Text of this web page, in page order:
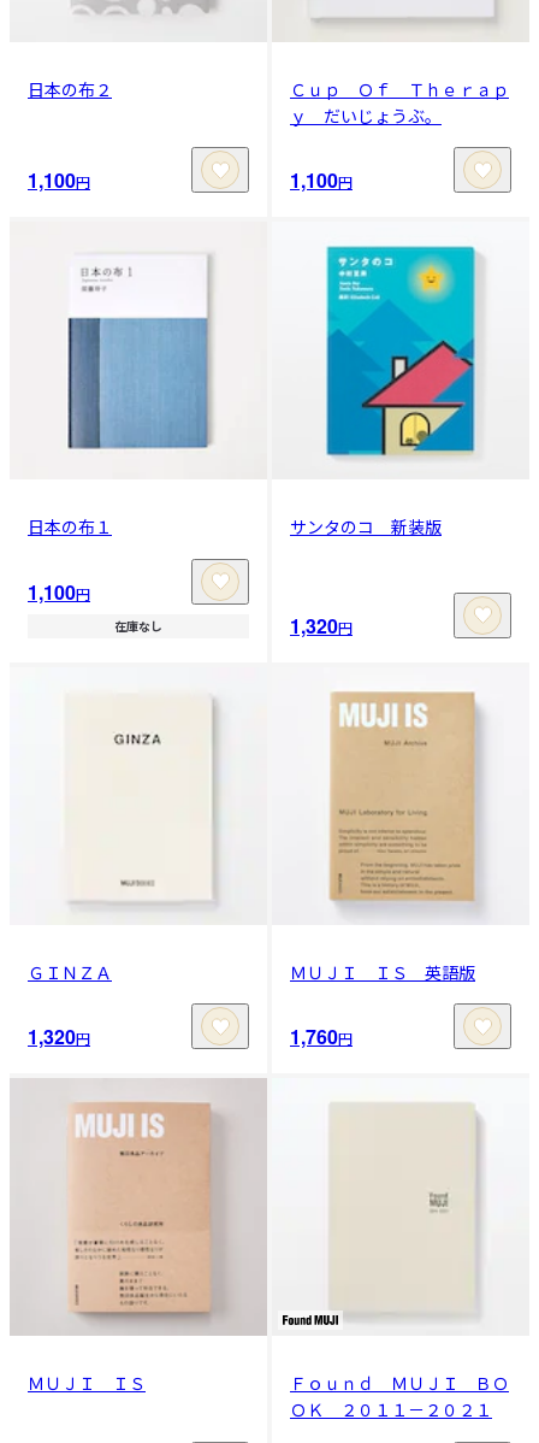
日本の布２
1,100円
Ｃｕｐ Ｏｆ Ｔｈｅｒａｐ
ｙ だいじょうぶ。
1,100円
日本の布１
1,100円
在庫なし
サンタのコ 新装版
1,320円
ＧＩＮＺＡ
1,320円
ＭＵＪＩ ＩＳ 英語版
1,760円
ＭＵＪＩ ＩＳ
Ｆｏｕｎｄ ＭＵＪＩ ＢＯ
ＯＫ ２０１１－２０２１